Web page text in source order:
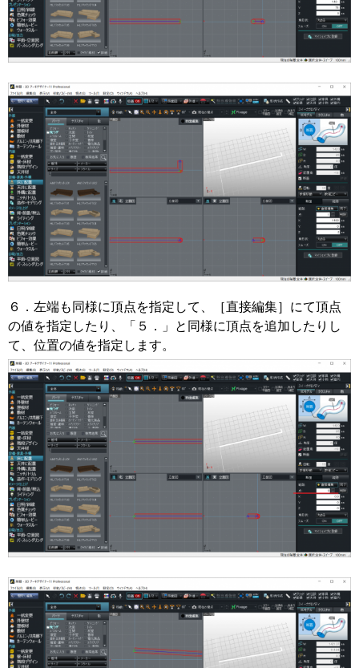
６．左端も同様に頂点を指定して、［直接編集］にて頂点
の値を指定したり、「５．」と同様に頂点を追加したりし
て、位置の値を指定します。